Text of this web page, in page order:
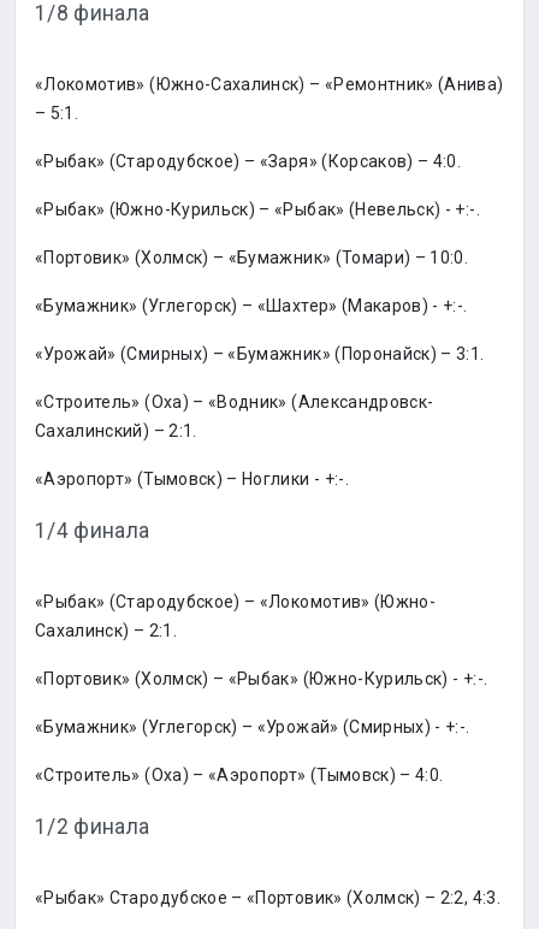
1/8 финала
«Локомотив» (Южно-Сахалинск) – «Ремонтник» (Анива)
– 5:1.
«Рыбак» (Стародубское) – «Заря» (Корсаков) – 4:0.
«Рыбак» (Южно-Курильск) – «Рыбак» (Невельск) - +:-.
«Портовик» (Холмск) – «Бумажник» (Томари) – 10:0.
«Бумажник» (Углегорск) – «Шахтер» (Макаров) - +:-.
«Урожай» (Смирных) – «Бумажник» (Поронайск) – 3:1.
«Строитель» (Оха) – «Водник» (Александровск-
Сахалинский) – 2:1.
«Аэропорт» (Тымовск) – Ноглики - +:-.
1/4 финала
«Рыбак» (Стародубское) – «Локомотив» (Южно-
Сахалинск) – 2:1.
«Портовик» (Холмск) – «Рыбак» (Южно-Курильск) - +:-.
«Бумажник» (Углегорск) – «Урожай» (Смирных) - +:-.
«Строитель» (Оха) – «Аэропорт» (Тымовск) – 4:0.
1/2 финала
«Рыбак» Стародубское – «Портовик» (Холмск) – 2:2, 4:3.